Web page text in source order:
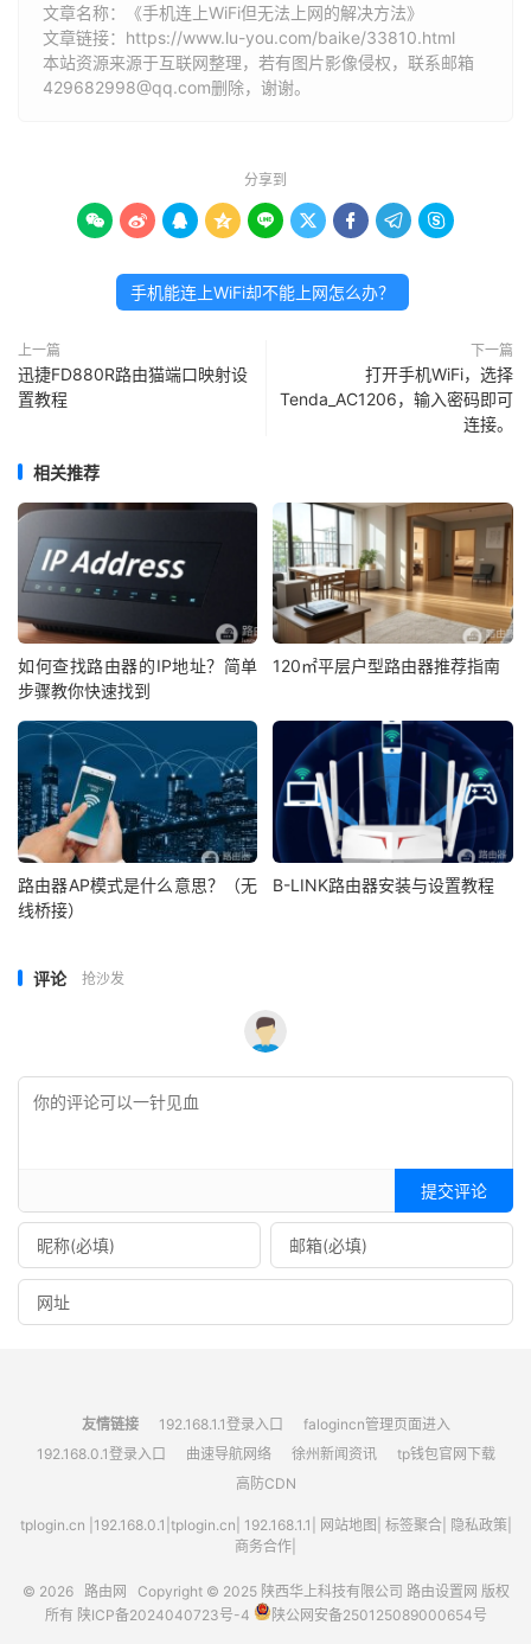
文章名称：《手机连上WiFi但无法上网的解决方法》
文章链接： https://www.lu-you.com/baike/33810.html
本站资源来源于互联网整理，若有图片影像侵权，联系邮箱
429682998@qq.com删除，谢谢。
分享到
        
手机能连上WiFi却不能上网怎么办？
上一篇
迅捷FD880R路由猫端口映射设
置教程
下一篇
打开手机WiFi，选择
Tenda_AC1206，输入密码即可
连接。
相关推荐
如何查找路由器的IP地址？简单
步骤教你快速找到
120㎡平层户型路由器推荐指南
路由器AP模式是什么意思？（无
线桥接）
B-LINK路由器安装与设置教程
评论 抢沙发
提交评论
友情链接 192.168.1.1登录入口
falogincn管理页面进入
192.168.0.1登录入口
曲速导航网络 徐州新闻资讯
tp钱包官网下载
高防CDN
tplogin.cn 192.168.0.1 tplogin.cn 192.168.1.1 网站地图 标签聚合| 隐私政策
商务合作|
© 2026 路由网 Copyright © 2025 陕西华上科技有限公司 路由设置网 版权
所有 陕ICP备2024040723号-4 陕公网安备250125089000654号